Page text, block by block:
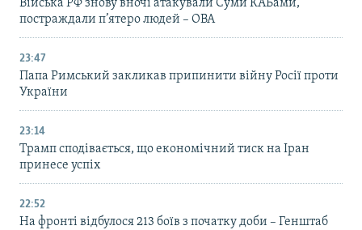
Війська РФ знову вночі атакували Суми КАБами,
постраждали п’ятеро людей – ОВА
23:47
Папа Римський закликав припинити війну Росії проти
України
23:14
Трамп сподівається, що економічний тиск на Іран
принесе успіх
22:52
На фронті відбулося 213 боїв з початку доби – Генштаб